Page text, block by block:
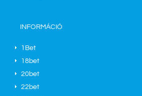
INFORMÁCIÓ
1Bet
18bet
20bet
22bet